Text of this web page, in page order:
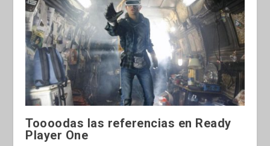
Toooodas las referencias en Ready
Player One